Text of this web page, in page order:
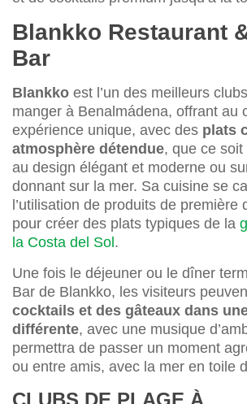
Blankko Restaurant
Bar
Blankko est l’un des meilleurs
manger à Benalmádena, offrant au
expérience unique, avec des plats
atmosphère détendue, que ce
au design élégant et moderne ou
donnant sur la mer. Sa cuisine se
l’utilisation de produits de première
pour créer des plats typiques de la
la Costa del Sol .
Une fois le déjeuner ou le dîner
Bar de Blankko, les visiteurs
cocktails et des gâteaux dans
différente, avec une musique
permettra de passer un moment
ou entre amis, avec la mer en toile